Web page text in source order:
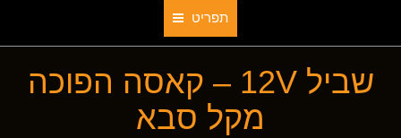
תפריט
תאורת גן
אודותינו
שביל 12V – קאסה הפוכה
מקל סבא